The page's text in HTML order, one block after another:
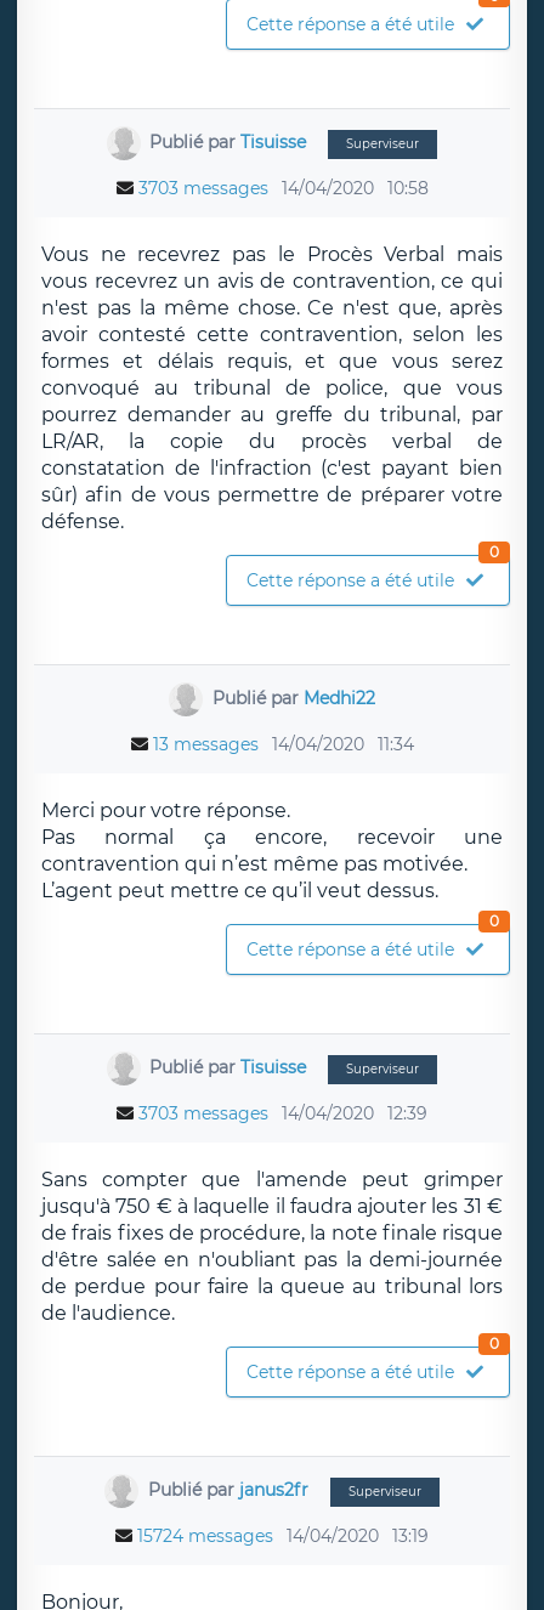
Cette réponse a été utile
Publié parTisuisse Superviseur
3703 messages 14/04/2020 10:58
Vous ne recevrez pas le Procès Verbal mais
vous recevrez un avis de contravention, ce qui
n'est pas la même chose. Ce n'est que, après
avoir contesté cette contravention, selon les
formes et délais requis, et que vous serez
convoqué au tribunal de police, que vous
pourrez demander au greffe du tribunal, par
LR/AR, la copie du procès verbal de
constatation de l'infraction (c'est payant bien
sûr) afin de vous permettre de préparer votre
défense.
Cette réponse a été utile
0
Publié par Medhi22
13 messages 14/04/2020 11:34
Merci pour votre réponse.
Pas normal ça encore, recevoir une
contravention qui n’est même pas motivée.
L’agent peut mettre ce qu’il veut dessus.
Cette réponse a été utile
0
Publié parTisuisse Superviseur
3703 messages 14/04/2020 12:39
Sans compter que l'amende peut grimper
jusqu'à 750 € à laquelle il faudra ajouter les 31 €
de frais fixes de procédure, la note finale risque
d'être salée en n'oubliant pas la demi-journée
de perdue pour faire la queue au tribunal lors
de l'audience.
Cette réponse a été utile
0
Publié par janus2fr Superviseur
15724 messages 14/04/2020 13:19
Bonjour,